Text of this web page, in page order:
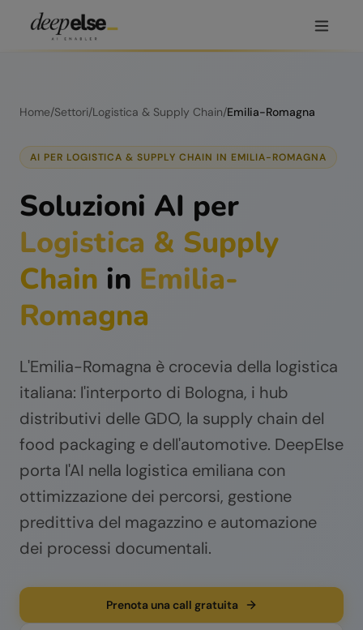
Home/Settori/Logistica & Supply Chain/Emilia-Romagna
AI PER LOGISTICA & SUPPLY CHAIN IN EMILIA-ROMAGNA
Soluzioni AI per
Logistica & Supply
Chain in Emilia-
Romagna
L'Emilia-Romagna è crocevia della logistica
italiana: l'interporto di Bologna, i hub
distributivi delle GDO, la supply chain del
food packaging e dell'automotive. DeepElse
porta l'AI nella logistica emiliana con
ottimizzazione dei percorsi, gestione
predittiva del magazzino e automazione
dei processi documentali.
Prenota una call gratuita